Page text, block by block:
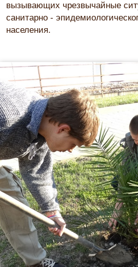
вызывающих чрезвычайные
санитарно -
населения.